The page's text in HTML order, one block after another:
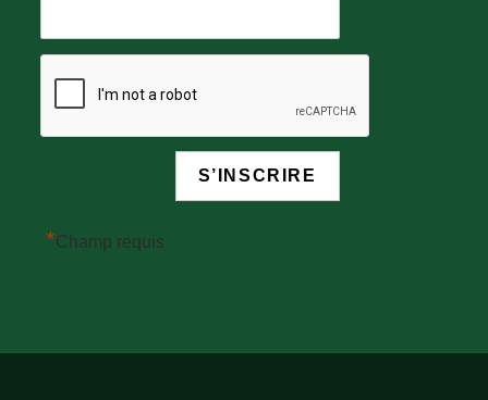
*Champ requis